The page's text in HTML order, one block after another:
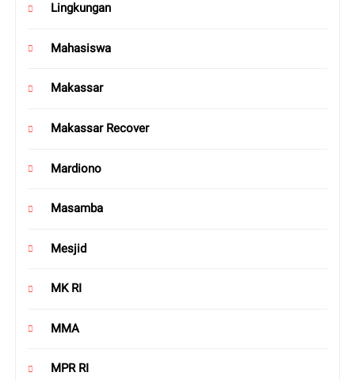
Lingkungan
Mahasiswa
Makassar
Makassar Recover
Mardiono
Masamba
Mesjid
MK RI
MMA
MPR RI